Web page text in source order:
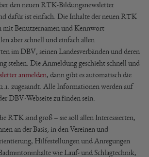
den neuen RTK-Bildungsnewsletter
dafür ist einfach. Die Inhalte der neuen RTK
mit Benutzernamen und Kennwort
aber schnell und einfach allen
im DBV, seinen Landesverbänden und deren
stehen. Die Anmeldung geschieht schnell und
anmelden, dann gibt es automatisch die
zugesandt. Alle Informationen werden auf
DBV-Webseite zu finden sein.
RTK sind groß – sie soll allen Interessierten,
an der Basis, in den Vereinen und
Hilfestellungen und Anregungen
wie Lauf- und Schlagtechnik,